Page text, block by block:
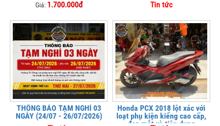
Giá: 1.700.000đ
Tin tức
THÔNG BÁO TẠM NGHỈ 03
NGÀY (24/07 - 26/07/2026)
Honda PCX 2018 lột xác với
loạt phụ kiện kiểng cao cấp,
đẹp mắt và tiện dụng